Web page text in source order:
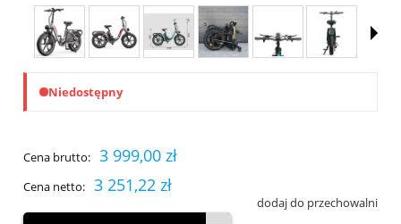
Niedostępny
Cena brutto: 3 999,00 zł
Cena netto: 3 251,22 zł
dodaj do przechowalni